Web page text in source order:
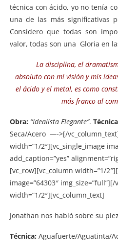
técnica con ácido, yo no tenía
una de las más significativas
Considero que todas son
valor, todas son una Gloria en
La disciplina, el
absoluto con mi visión y mis
el ácido y el metal, es como
más franco al
Obra: “Idealista Elegante”.
Seca/Acero —->[/
width=”1/2″][vc_single_image
add_caption=”yes”
[vc_row][vc_column width=”1/
image=”64303″
width=”1/2″][vc_column_text]
Jonathan nos habló sobre su
Técnica: Aguafuerte/Aguatinta/